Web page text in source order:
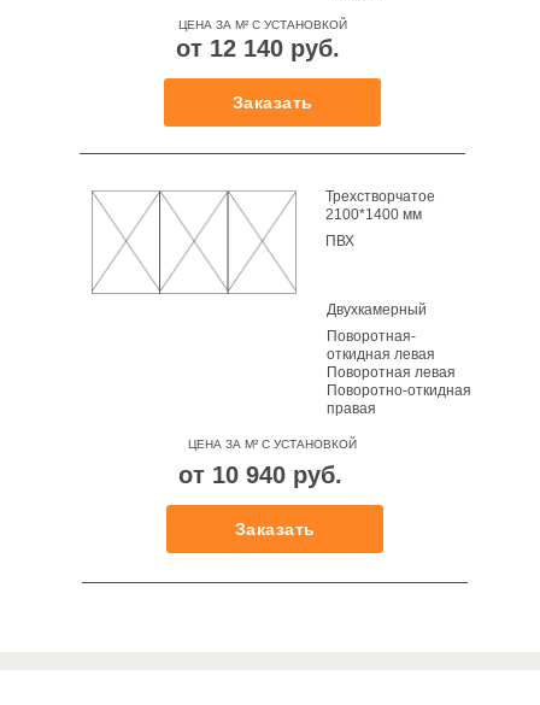
от 12 140 руб.
Заказать
ПВХ
Поворотная-
откидная левая
Поворотная левая
Поворотно-откидная
правая
Трехстворчатое
2100*1400 мм
Двухкамерный
от 10 940 руб.
Заказать
ЦЕНА ЗА М² С УСТАНОВКОЙ
ЦЕНА ЗА М² С УСТАНОВКОЙ
Приходите к нам в гости
Пожалуйста, перед визитом предупредите
+7(474) 220-95-24